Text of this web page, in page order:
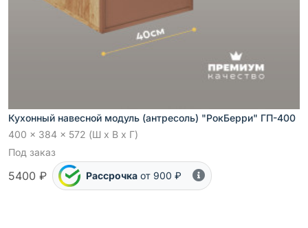
Кухонный навесной модуль (антресоль) "РокБерри" ГП-400
400 x 384 x 572 (Ш x В x Г)
Под заказ
5400 ₽ Рассрочка от 900 ₽